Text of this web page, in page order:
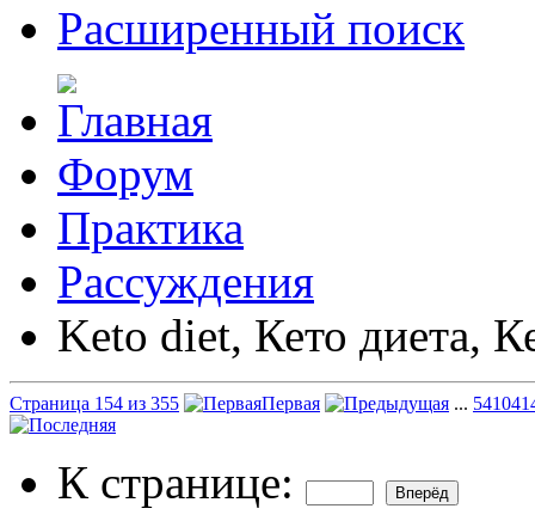
Расширенный поиск
Форум
Практика
Рассуждения
Keto diet, Кето диета,
Страница 154 из 355 Первая ... 54104
К странице: